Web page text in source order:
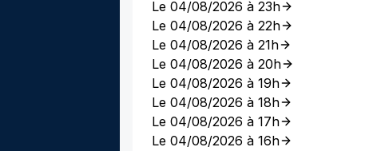
Le 04/08/2026 à 23h
Le 04/08/2026 à 22h
Le 04/08/2026 à 21h
Le 04/08/2026 à 20h
Le 04/08/2026 à 19h
Le 04/08/2026 à 18h
Le 04/08/2026 à 17h
Le 04/08/2026 à 16h